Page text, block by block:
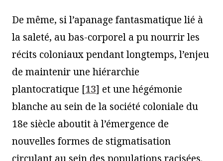
De même, si l’apanage fantasmatique lié à
la saleté, au bas-corporel a pu nourrir les
récits coloniaux pendant longtemps, l’enjeu
de maintenir une hiérarchie
plantocratique [13] et une hégémonie
blanche au sein de la société coloniale du
18e siècle aboutit à l’émergence de
nouvelles formes de stigmatisation